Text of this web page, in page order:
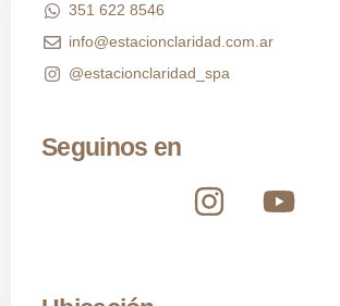
351 622 8546
info@estacionclaridad.com.ar
@estacionclaridad_spa
Seguinos en